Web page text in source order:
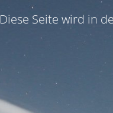
Diese Seite wird in